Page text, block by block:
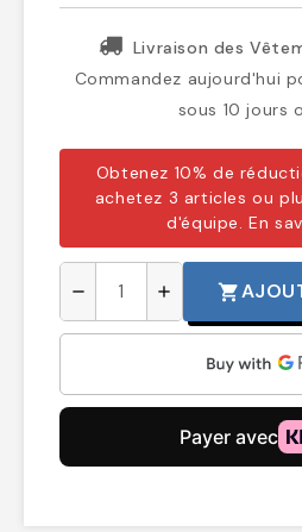
Livraison des
Commandez aujourd'hui
sous 10 jours
Obtenez 10% de
achetez 3 articles ou
d'équipe.En
remove add shopping_cart